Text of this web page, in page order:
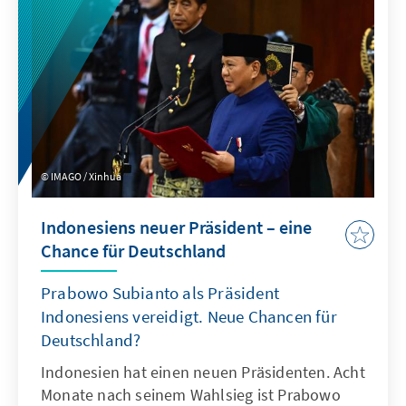
Doch große strategische Erfolge waren nach
Ablauf des Treffens nicht zu vermelden.
Vielmehr offenbarte sich beim Gipfel erneut,
woran Europas Golf-Politik im Allgemeinen
krankt: Fehlender politischer Mut, mit
konkreten Schritten die Beziehungen beider
Regionen auf eine neue Ebene zu heben.
Dabei passte es ins Bild, dass ein zentrales
EU-Mitglied in Brüssel gänzlich fehlte.
IMAGO / Xinhua
Indonesiens neuer Präsident – eine
Chance für Deutschland
Prabowo Subianto als Präsident
Indonesiens vereidigt. Neue Chancen für
Deutschland?
Indonesien hat einen neuen Präsidenten. Acht
Monate nach seinem Wahlsieg ist Prabowo